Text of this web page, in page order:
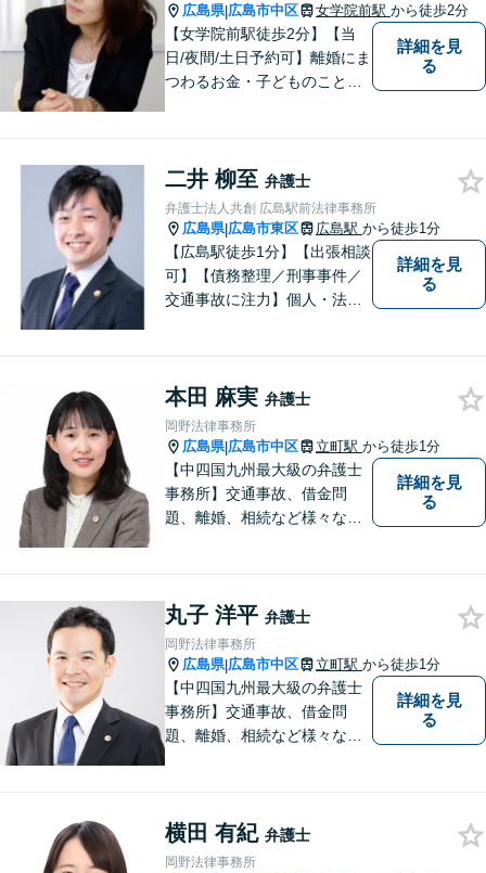
広島県|広島市中区 女学院前駅 から徒歩2分
【女学院前駅徒歩2分】【当
日/夜間/土日予約可】離婚にま
つわるお金・子どものこと、
せください。丁寧にお話を伺
い、お一人おひとりに合った
解決方法を提案します。
詳細を見
る
二井 柳至 弁護士
弁護士法人共創 広島駅前法律事務所
広島県|広島市東区 広島駅 から徒歩1分
【広島駅徒歩1分】【出張相談
可】【債務整理／刑事事件／
交通事故に注力】個人・法人
の「平和」が実現できるよ
う、依頼者一人ひとりに寄り
添い、解決へ導きます。
詳細を見
る
本田 麻実 弁護士
岡野法律事務所
広島県|広島市中区 立町駅 から徒歩1分
【中四国九州最大級の弁護士
事務所】交通事故、借金問
題、離婚、相続など様々な問
い！
詳細を見
る
丸子 洋平 弁護士
岡野法律事務所
広島県|広島市中区 立町駅 から徒歩1分
【中四国九州最大級の弁護士
事務所】交通事故、借金問
題、離婚、相続など様々な問
い！
詳細を見
る
横田 有紀 弁護士
岡野法律事務所